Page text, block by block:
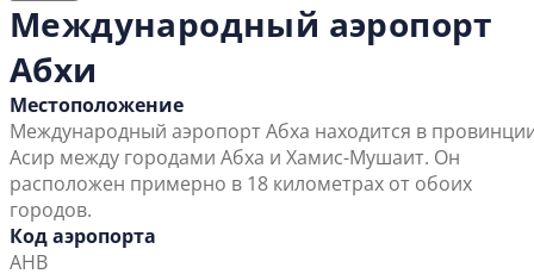
Международный аэропорт
Абхи
Местоположение
Международный аэропорт Абха находится в
Асир между городами Абха и Хамис-Мушаит. Он
расположен примерно в 18 километрах от обоих
городов.
Код аэропорта
AHB